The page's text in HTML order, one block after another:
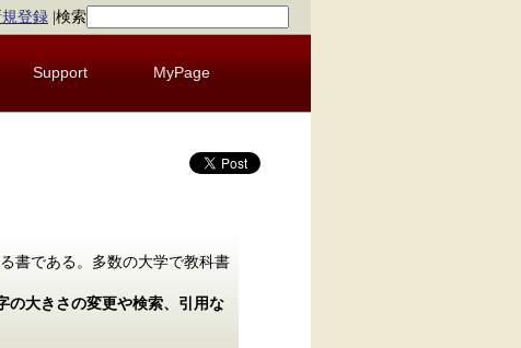
規登録 検索
Support MyPage
書である。多数の大学で教科書
の大きさの変更や検索、引用な